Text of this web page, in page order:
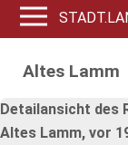
Altes Lamm
Detailansicht des
Altes Lamm, vor